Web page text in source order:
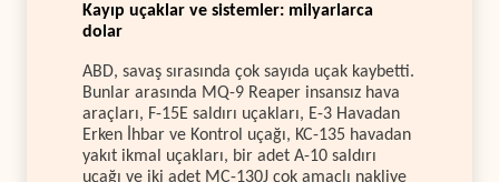
Kayıp uçaklar ve sistemler: milyarlarca
dolar
ABD, savaş sırasında çok sayıda uçak kaybetti.
Bunlar arasında MQ-9 Reaper insansız hava
araçları, F-15E saldırı uçakları, E-3 Havadan
Erken İhbar ve Kontrol uçağı, KC-135 havadan
yakıt ikmal uçakları, bir adet A-10 saldırı
uçağı ve iki adet MC-130J çok amaçlı nakliye